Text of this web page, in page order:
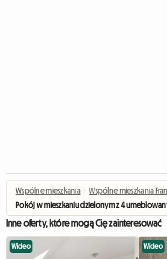
Wspólne mieszkania › Wspólne mieszkania
Pokój w mieszkaniu dzielonym z 4
Inne oferty, które mogą Cię zainteresować
Wideo Wideo